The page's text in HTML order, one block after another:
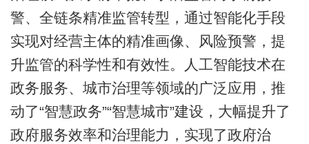
警、全链条精准监管转型，通过智能化手段
实现对经营主体的精准画像、风险预警，提
升监管的科学性和有效性。人工智能技术在
政务服务、城市治理等领域的广泛应用，推
动了“智慧政务”“智慧城市”建设，大幅提升了
政府服务效率和治理能力，实现了政府治